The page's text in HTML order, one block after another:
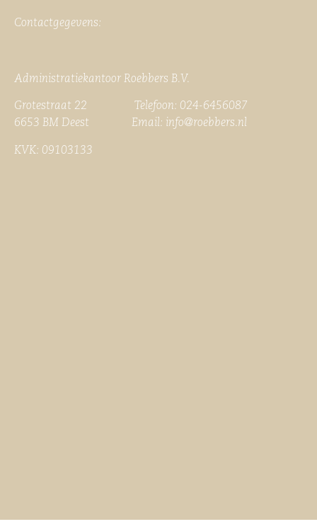
Contactgegevens:
Administratiekantoor Roebbers B.V.
Grotestraat 22 Telefoon: 024-6456087
6653 BM Deest Email: info@roebbers.nl
KVK: 09103133